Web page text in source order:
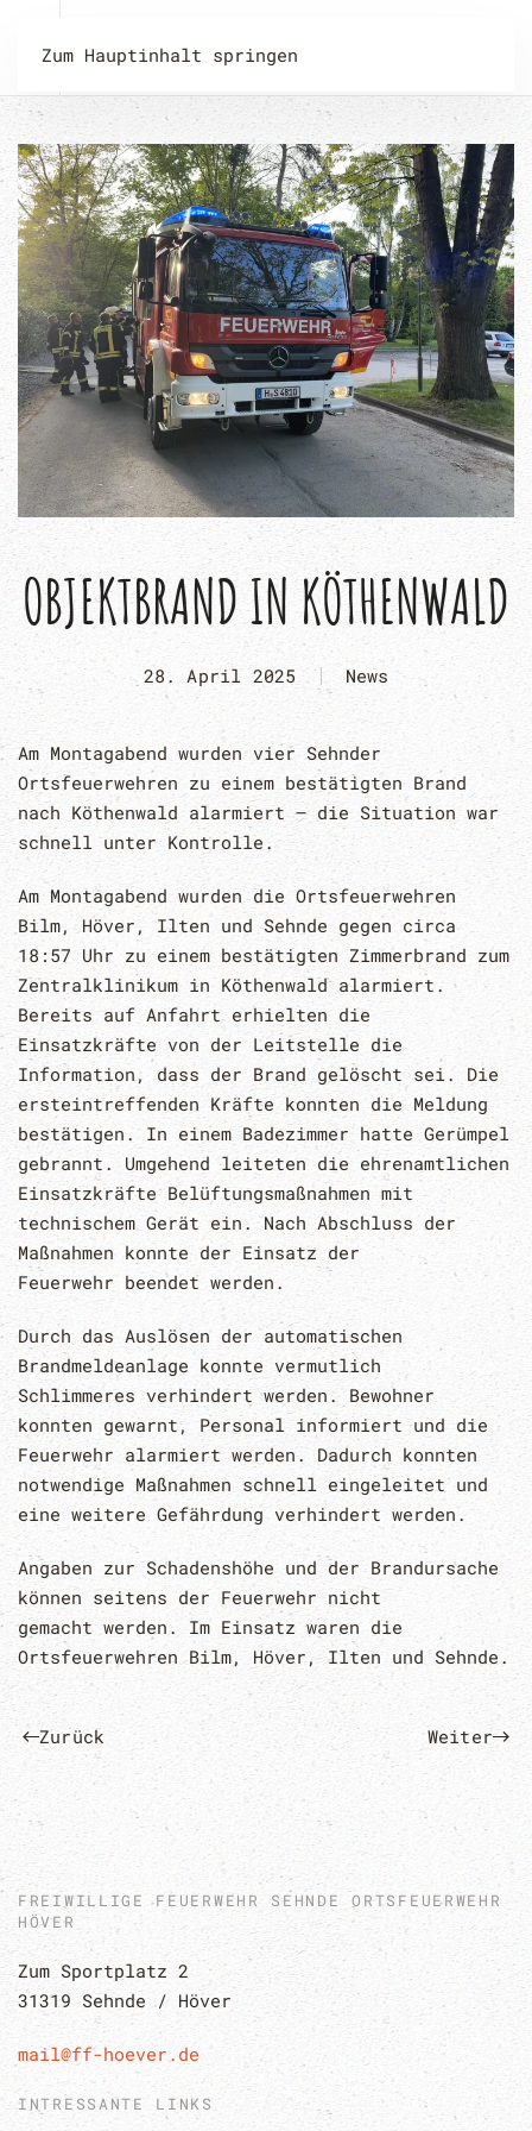
Zum Hauptinhalt springen
OBJEKTBRAND IN KÖTHENWALD
28. April 2025 News
Am Montagabend wurden vier Sehnder
Ortsfeuerwehren zu einem bestätigten Brand
nach Köthenwald alarmiert – die Situation war
schnell unter Kontrolle.
Am Montagabend wurden die Ortsfeuerwehren
Bilm, Höver, Ilten und Sehnde gegen circa
18:57 Uhr zu einem bestätigten Zimmerbrand zum
Zentralklinikum in Köthenwald alarmiert.
Bereits auf Anfahrt erhielten die
Einsatzkräfte von der Leitstelle die
Information, dass der Brand gelöscht sei. Die
ersteintreffenden Kräfte konnten die Meldung
bestätigen. In einem Badezimmer hatte Gerümpel
gebrannt. Umgehend leiteten die ehrenamtlichen
Einsatzkräfte Belüftungsmaßnahmen mit
technischem Gerät ein. Nach Abschluss der
Maßnahmen konnte der Einsatz der
Feuerwehr beendet werden.
Durch das Auslösen der automatischen
Brandmeldeanlage konnte vermutlich
Schlimmeres verhindert werden. Bewohner
konnten gewarnt, Personal informiert und die
Feuerwehr alarmiert werden. Dadurch konnten
notwendige Maßnahmen schnell eingeleitet und
eine weitere Gefährdung verhindert werden.
Angaben zur Schadenshöhe und der Brandursache
können seitens der Feuerwehr nicht
gemacht werden. Im Einsatz waren die
Ortsfeuerwehren Bilm, Höver, Ilten und Sehnde.
Zurück Weiter
FREIWILLIGE FEUERWEHR SEHNDE ORTSFEUERWEHR
HÖVER
Zum Sportplatz 2
31319 Sehnde / Höver
mail@ff-hoever.de
INTRESSANTE LINKS